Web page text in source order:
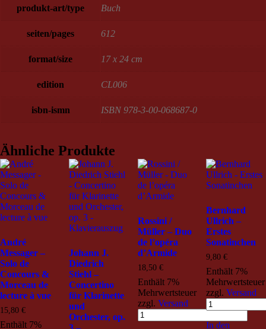
produkt-art/type Buch
seiten/pages 612
format/size 17 x 24 cm
edition CL006
isbn-ismn ISBN 978-3-00-068687-0
Ähnliche Produkte
André
Messager –
Solo de
Concours &
Morceau de
lecture à vue
15,80 €
Enthält 7%
Johann J.
Diedrich
Stiehl –
Concertino
für Klarinette
und
Orchester, op.
Rossini /
Müller – Duo
de l’opéra
d’Armide
18,50 €
Enthält 7%
Mehrwertsteuer
zzgl. Versand
Bernhard
Ullrich –
Erstes
Sonatinchen
9,80€
Enthält 7%
Mehrwertsteuer
zzgl.Versand
In den